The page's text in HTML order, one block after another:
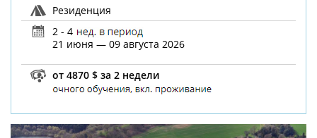
Резиденция
2 - 4
21 июня — 09 августа 2026
от 4870 $ за 2 недели